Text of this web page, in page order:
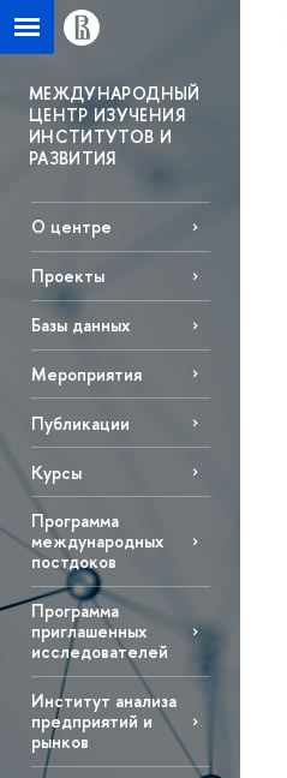
МЕЖДУНАРОДНЫЙ
ЦЕНТР ИЗУЧЕНИЯ
ИНСТИТУТОВ И
РАЗВИТИЯ
О центре
Проекты
Базы данных
Mероприятия
Публикации
Курсы
Программа
международных
постдоков
Программа
приглашенных
исследователей
Институт анализа
предприятий и
рынков